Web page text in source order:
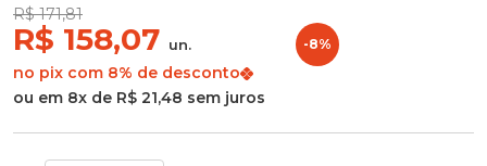
R$ 171,81
R$ 158,07 un.
no pix com 8% de desconto
-8%
ou em 8x de R$ 21,48 sem juros